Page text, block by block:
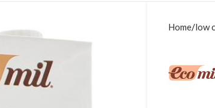
Home low